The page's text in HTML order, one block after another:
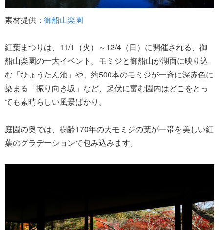
素材提供： 御船山楽園
紅葉まつりは、11/1（火）～12/4（日）に開催される、御
船山楽園の一大イベント。モミジと御船山が湖面に映り込
む「ひょうたん池」や、約500本のモミジが一斉に深赤色に
染まる「振り向き坂」など、起伏に富む園内はどこをとっ
ても素晴らしい風景ばかり。
庭園の奥では、樹齢170年の大モミジの葉が一帯を美しい紅
葉のグラデーションで包み込みます。